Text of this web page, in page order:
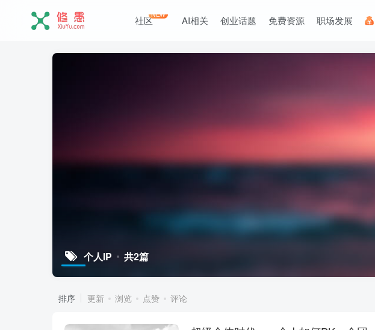
社区NEW AI相关 创业话题 免费资源 职场发展
个人IP 共2篇
排序 更新 浏览 点赞 评论